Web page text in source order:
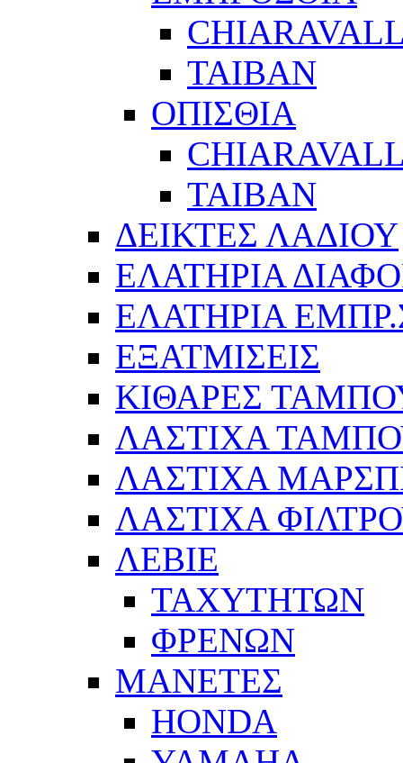
ΤΑΙΒΑΝ
ΟΠΙΣΘΙΑ
ΤΑΙΒΑΝ
ΔΕΙΚΤΕΣ ΛΑΔΙΟΥ
ΕΛΑΤΗΡΙΑ
ΕΛΑΤΗΡΙΑ
ΕΞΑΤΜΙΣΕΙΣ
ΚΙΘΑΡΕΣ
ΛΑΣΤΙΧΑ
ΛΑΣΤΙΧΑ
ΛΑΣΤΙΧΑ
ΛΕΒΙΕ
ΤΑΧΥΤΗΤΩΝ
ΦΡΕΝΩΝ
ΜΑΝΕΤΕΣ
HONDA